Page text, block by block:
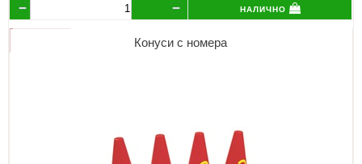
налично
Конуси с номера